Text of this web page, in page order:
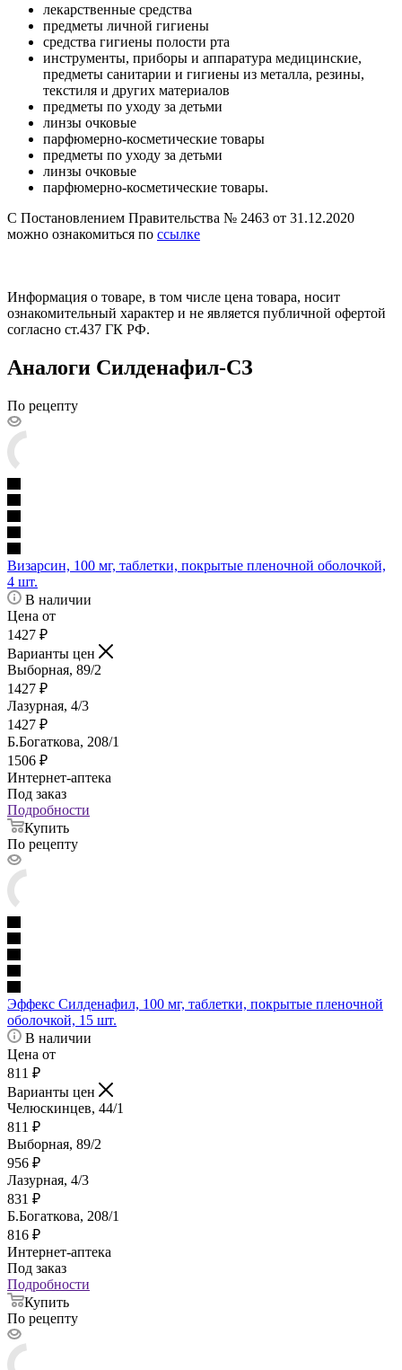
лекарственные средства
предметы личной гигиены
средства гигиены полости рта
инструменты, приборы и аппаратура медицинские,
предметы санитарии и гигиены из металла, резины,
текстиля и других материалов
предметы по уходу за детьми
линзы очковые
парфюмерно-косметические товары
предметы по уходу за детьми
линзы очковые
парфюмерно-косметические товары.
С Постановлением Правительства № 2463 от 31.12.2020
можно ознакомиться по ссылке
Информация о товаре, в том числе цена товара, носит
ознакомительный характер и не является публичной офертой
согласно ст.437 ГК РФ.
Аналоги Силденафил-СЗ
По рецепту
Визарсин, 100 мг, таблетки, покрытые пленочной оболочкой,
4 шт.
В наличии
Цена от
1427 ₽
Варианты цен
Выборная, 89/2
1427 ₽
Лазурная, 4/3
1427 ₽
Б.Богаткова, 208/1
1506 ₽
Интернет-аптека
Под заказ
Подробности
Купить
По рецепту
Эффекс Силденафил, 100 мг, таблетки, покрытые пленочной
оболочкой, 15 шт.
В наличии
Цена от
811 ₽
Варианты цен
Челюскинцев, 44/1
811 ₽
Выборная, 89/2
956 ₽
Лазурная, 4/3
831 ₽
Б.Богаткова, 208/1
816 ₽
Интернет-аптека
Под заказ
Подробности
Купить
По рецепту